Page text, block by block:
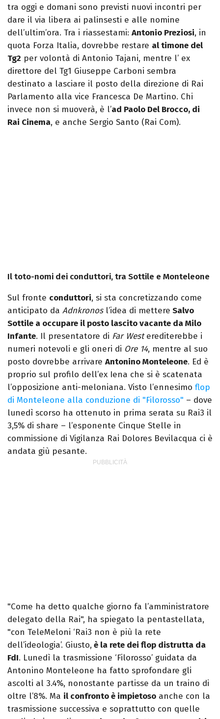
tra oggi e domani sono previsti nuovi incontri per
dare il via libera ai palinsesti e alle nomine
dell’ultim’ora. Tra i riassestami: Antonio Preziosi, in
quota Forza Italia, dovrebbe restare al timone del
Tg2 per volontà di Antonio Tajani, mentre l’ ex
direttore del Tg1 Giuseppe Carboni sembra
destinato a lasciare il posto della direzione di Rai
Parlamento alla vice Francesca De Martino. Chi
invece non si muoverà, è l’ad Paolo Del Brocco, di
Rai Cinema, e anche Sergio Santo (Rai Com).
Il toto-nomi dei conduttori, tra Sottile e Monteleone
Sul fronte conduttori, si sta concretizzando come
anticipato da Adnkronosl’idea di mettere Salvo
Sottile a occupare il posto lascito vacante da Milo
Infante. Il presentatore di Far Westerediterebbe i
numeri notevoli e gli oneri di Ore 14, mentre al suo
posto dovrebbe arrivare Antonino Monteleone. Ed è
proprio sul profilo dell’ex Iena che si è scatenata
l’opposizione anti-meloniana. Visto l’ennesimo flop
di Monteleone alla conduzione di "Filorosso" – dove
lunedì scorso ha ottenuto in prima serata su Rai3 il
3,5% di share – l’esponente Cinque Stelle in
commissione di Vigilanza Rai Dolores Bevilacqua ci è
andata giù pesante.
"Come ha detto qualche giorno fa l’amministratore
delegato della Rai", ha spiegato la pentastellata,
"con TeleMeloni ‘Rai3 non è più la rete
dell’ideologia’. Giusto, è la rete dei flop distrutta da
FdI. Lunedì la trasmissione ‘Filorosso’ guidata da
Antonino Monteleone ha fatto sprofondare gli
ascolti al 3.4%, nonostante partisse da un traino di
oltre l’8%. Ma il confronto è impietoso anche con la
trasmissione successiva e soprattutto con quelle